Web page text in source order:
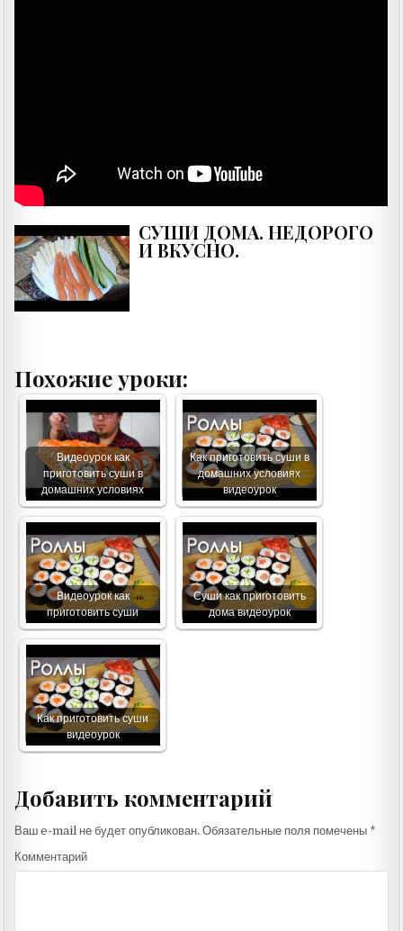
СУШИ ДОМА. НЕДОРОГО
И ВКУСНО.
Похожие уроки:
Видеоурок как
приготовить суши в
домашних условиях
Как приготовить суши в
домашних условиях
видеоурок
Видеоурок как
приготовить суши
Суши как приготовить
дома видеоурок
Как приготовить суши
видеоурок
Добавить комментарий
Ваш e-mail не будет опубликован. Обязательные поля помечены *
Комментарий